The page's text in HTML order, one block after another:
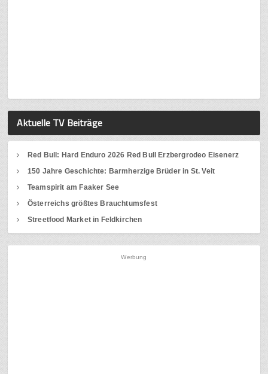
Aktuelle TV Beiträge
Red Bull: Hard Enduro 2026 Red Bull Erzbergrodeo Eisenerz
150 Jahre Geschichte: Barmherzige Brüder in St. Veit
Teamspirit am Faaker See
Österreichs größtes Brauchtumsfest
Streetfood Market in Feldkirchen
Werbung